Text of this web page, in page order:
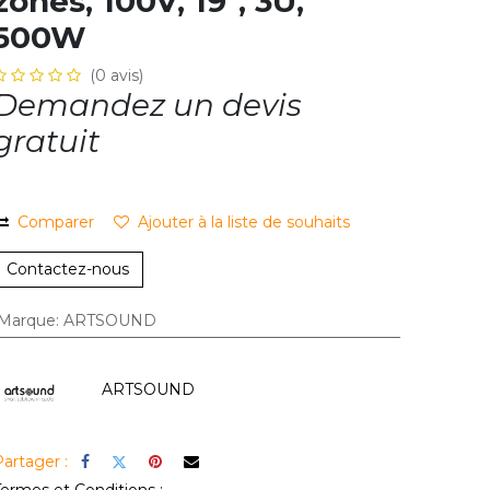
(0 avis)
un devis
Comparer Ajouter à la li​ste de souhaits
Contactez-nous
:ARTSOUND
ARTSOUND
: